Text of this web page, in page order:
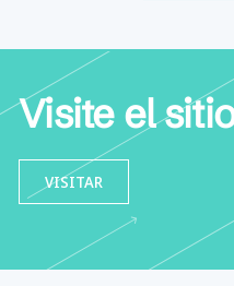
Visite el
VISITAR